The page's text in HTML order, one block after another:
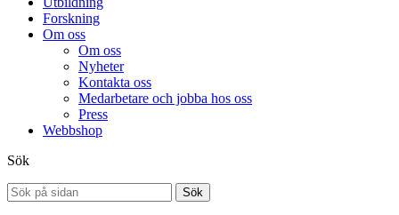
Forskning
Om oss
Om oss
Nyheter
Kontakta oss
Medarbetare och jobba hos oss
Press
Webbshop
Sök
Sök